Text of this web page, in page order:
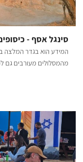
המסלולים פונים שמאלה
באזור מאגרי הבשור
וממשיכים בגשר הרכבת
גמה. ממשיכים במורד הנחל
לבארי. קרדיט צילום:
סינגל אסף -
המידע הוא בגדר המלצה
מהמסלולים מעורבים גם
22.5 ק"מ. נקודת
תקציר על אזור הטיול:
הוא זורם – נחל אסף
הלולאה המרכזית מסומנת
אופניים כחול על רקע
השעון בלולאה המרכזית,